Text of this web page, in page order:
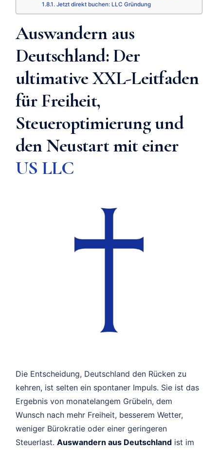
Jetzt direkt buchen: LLC Gründung
Auswandern aus
Deutschland: Der
ultimative XXL-Leitfaden
für Freiheit,
Steueroptimierung und
den Neustart mit einer
US LLC
Die Entscheidung, Deutschland den Rücken zu
kehren, ist selten ein spontaner Impuls. Sie ist das
Ergebnis von monatelangem Grübeln, dem
Wunsch nach mehr Freiheit, besserem Wetter,
weniger Bürokratie oder einer geringeren
Steuerlast. Auswandern aus Deutschland ist im